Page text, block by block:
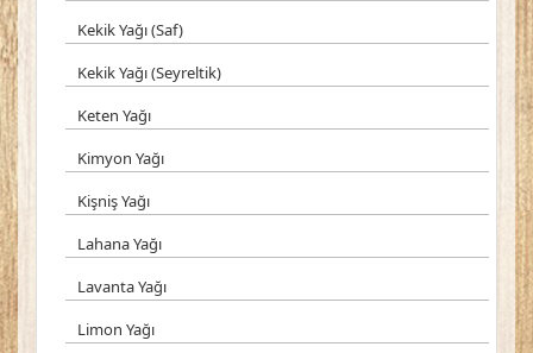
Kekik Yağı (Saf)
Kekik Yağı (Seyreltik)
Keten Yağı
Kimyon Yağı
Kişniş Yağı
Lahana Yağı
Lavanta Yağı
Limon Yağı